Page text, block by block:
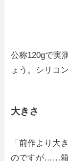
公称120gで実
ょう。シリコ
大きさ
「前作より大
のですが……箱